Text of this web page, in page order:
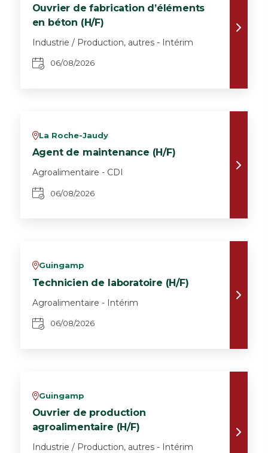
Ouvrier de fabrication d’éléments
en béton (H/F)
Industrie / Production, autres - Intérim
06/08/2026
vLa Roche-Jaudy
Agent de maintenance (H/F)
Agroalimentaire - CDI
06/08/2026
vGuingamp
Technicien de laboratoire (H/F)
Agroalimentaire - Intérim
06/08/2026
vGuingamp
Ouvrier de production
agroalimentaire (H/F)
Industrie / Production, autres - Intérim